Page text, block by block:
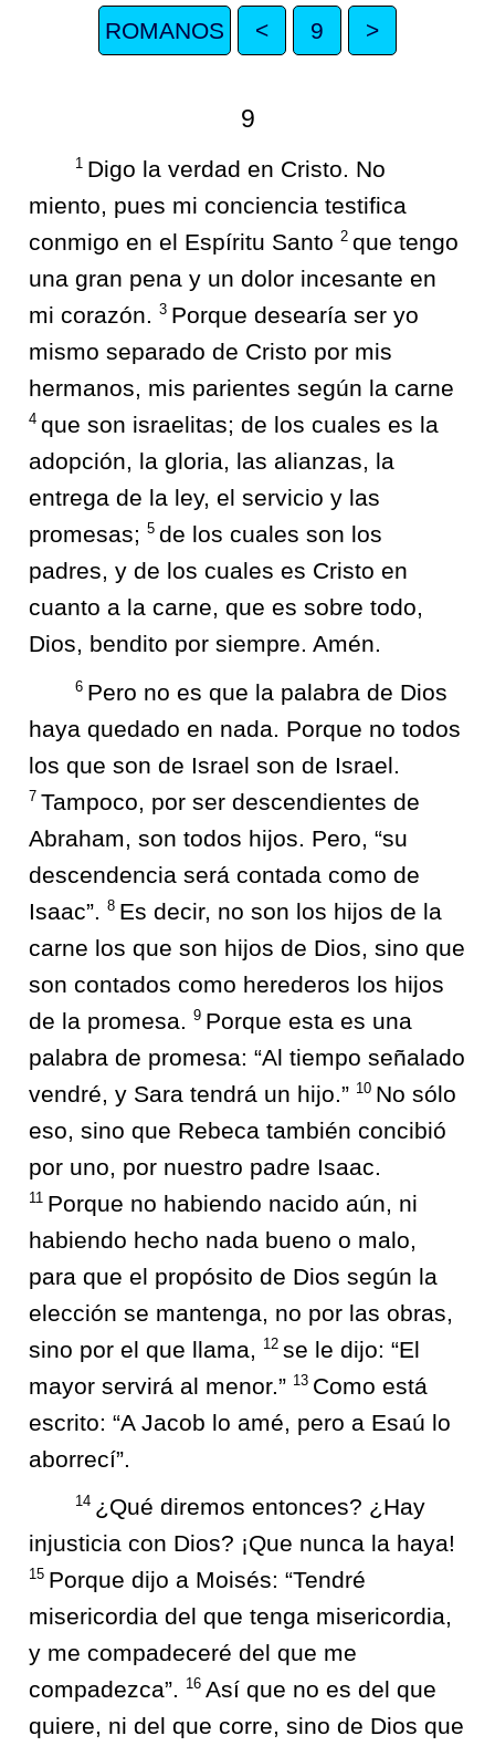
ROMANOS < 9 >
9
1 Digo la verdad en Cristo. No
miento, pues mi conciencia testifica
conmigo en el Espíritu Santo 2 que tengo
una gran pena y un dolor incesante en
mi corazón. 3 Porque desearía ser yo
mismo separado de Cristo por mis
hermanos, mis parientes según la carne
4 que son israelitas; de los cuales es la
adopción, la gloria, las alianzas, la
entrega de la ley, el servicio y las
promesas; 5 de los cuales son los
padres, y de los cuales es Cristo en
cuanto a la carne, que es sobre todo,
Dios, bendito por siempre. Amén.
6 Pero no es que la palabra de Dios
haya quedado en nada. Porque no todos
los que son de Israel son de Israel.
7 Tampoco, por ser descendientes de
Abraham, son todos hijos. Pero, “su
descendencia será contada como de
Isaac”. 8 Es decir, no son los hijos de la
carne los que son hijos de Dios, sino que
son contados como herederos los hijos
de la promesa. 9 Porque esta es una
palabra de promesa: “Al tiempo señalado
vendré, y Sara tendrá un hijo.” 10 No sólo
eso, sino que Rebeca también concibió
por uno, por nuestro padre Isaac.
11 Porque no habiendo nacido aún, ni
habiendo hecho nada bueno o malo,
para que el propósito de Dios según la
elección se mantenga, no por las obras,
sino por el que llama,
12 se le dijo: “El
mayor servirá al menor.” 13 Como está
escrito: “A Jacob lo amé, pero a Esaú lo
aborrecí”.
14 ¿Qué diremos entonces? ¿Hay
injusticia con Dios? ¡Que nunca la haya!
15 Porque dijo a Moisés: “Tendré
misericordia del que tenga misericordia,
y me compadeceré del que me
compadezca”.
16 Así que no es del que
quiere, ni del que corre, sino de Dios que